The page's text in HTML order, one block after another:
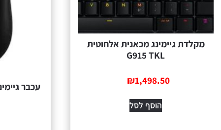
מקלדת גיימינג מכאנית אלחוטית
G915 TKL
₪1,498.50
הוסף לסל